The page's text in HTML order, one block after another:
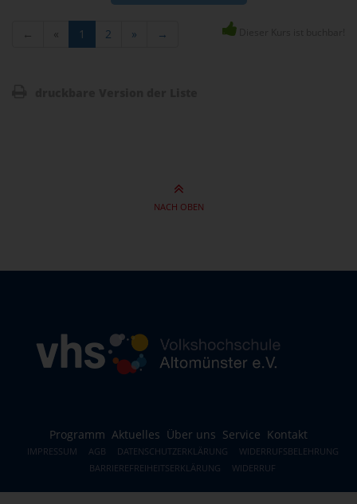
← « 1 2 » →
NACH OBEN
Programm Aktuelles Über uns Service Kontakt
IMPRESSUM AGB DATENSCHUTZERKLÄRUNG
WIDERRUFSBELEHRUNG
BARRIEREFREIHEITSERKLÄRUNG
WIDERRUF